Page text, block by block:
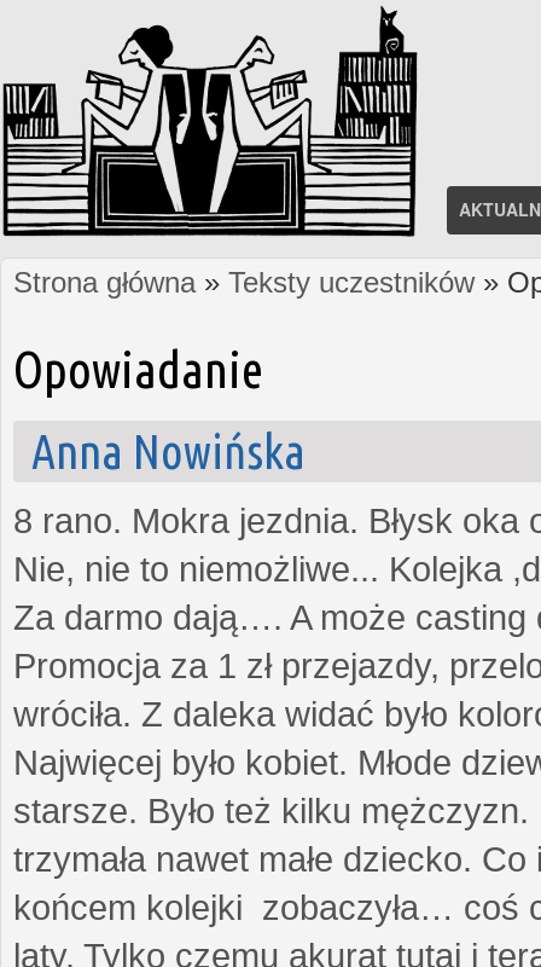
Jesteś tutaj
Strona główna» Teksty uczestników»
Opowiadanie
Anna Nowińska
8 rano. Mokra jezdnia. Błysk oka
Nie, nie to niemożliwe... Kolejka
Za darmo dają…. A może casting
Promocja za 1 zł przejazdy,
wróciła. Z daleka widać było
Najwięcej było kobiet. Młode
starsze. Było też kilku
trzymała nawet małe dziecko.
końcem kolejki zobaczyła… coś
laty. Tylko czemu akurat tutaj i